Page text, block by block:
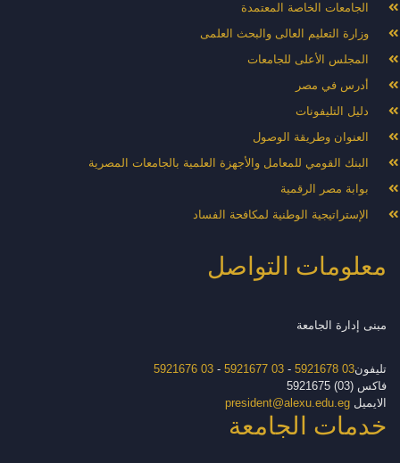
الجامعات الخاصة المعتمدة
وزارة التعليم العالى والبحث العلمى
المجلس الأعلى للجامعات
أدرس في مصر
دليل التليفونات
العنوان وطريقة الوصول
البنك القومي للمعامل والأجهزة العلمية بالجامعات المصرية
بوابة مصر الرقمية
الإستراتيجية الوطنية لمكافحة الفساد
معلومات التواصل
مبنى إدارة الجامعة
تليفون03 5921678
-
03 5921677
-
03 5921676
فاكس (03) 5921675
الايميلpresident@alexu.edu.eg
خدمات الجامعة